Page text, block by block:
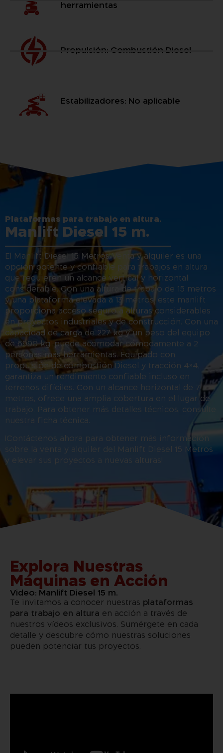
herramientas
Propulsión: Combustión Diesel
Estabilizadores: No aplicable
Plataformas para trabajo en altura.
Manlift Diesel 15 m.
El Manlift Diesel 15 Metros Venta y alquiler es una
opción potente y confiable para trabajos en altura
que requieren un alcance vertical y horizontal
considerable. Con una altura de trabajo de 15 metros
y una plataforma elevada a 13 metros, este manlift
proporciona acceso seguro a alturas considerables
en proyectos industriales y de construcción. Con una
capacidad de carga de 227 kg y un peso del equipo
de 6990 kg, puede acomodar cómodamente a 2
personas más herramientas. Equipado con
propulsión de combustión Diesel y tracción 4×4,
garantiza un rendimiento confiable incluso en
terrenos difíciles. Con un alcance horizontal de 7
metros, ofrece una amplia cobertura en el lugar de
trabajo. Para obtener más detalles técnicos, consulte
nuestra ficha técnica.
¡Contáctenos ahora para obtener más información
sobre la venta y alquiler del Manlift Diesel 15 Metros
y elevar sus proyectos a nuevas alturas!
Explora Nuestras
Máquinas en Acción
Video: Manlift Diesel 15 m.
Te invitamos a conocer nuestras plataformas
para trabajo en altura en acción a través de
nuestros vídeos exclusivos. Sumérgete en cada
detalle y descubre cómo nuestras soluciones
pueden potenciar tus proyectos.